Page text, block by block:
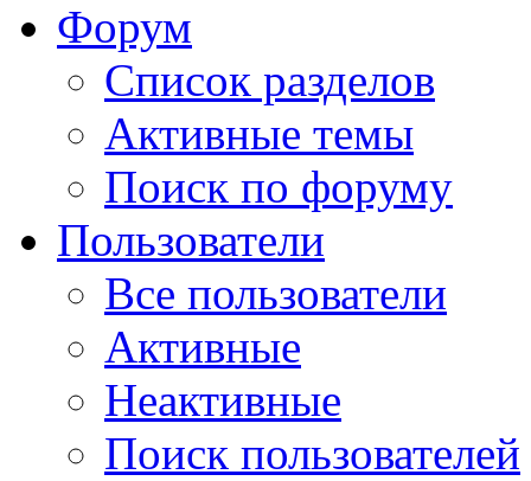
Форум
Список разделов
Активные темы
Поиск по форуму
Пользователи
Все пользователи
Активные
Неактивные
Поиск пользователей